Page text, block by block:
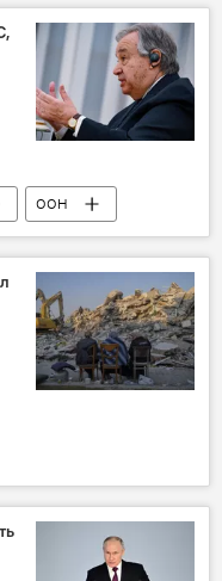
ООН
сделка